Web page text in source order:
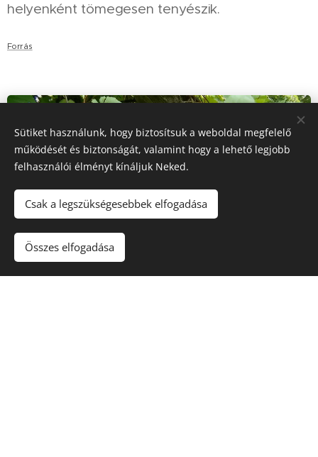
helyenként tömegesen tenyészik.
Forrás
Sütiket használunk, hogy biztosítsuk a weboldal megfelelő
működését és biztonságát, valamint hogy a lehető legjobb
felhasználói élményt kínáljuk Neked.
Csak a legszükségesebbek elfogadása
Összes elfogadása